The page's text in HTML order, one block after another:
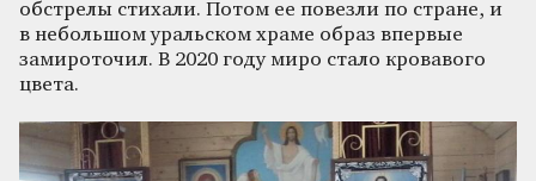
обстрелы стихали. Потом ее повезли по стране, и
в небольшом уральском храме образ впервые
замироточил. В 2020 году миро стало кровавого
цвета.